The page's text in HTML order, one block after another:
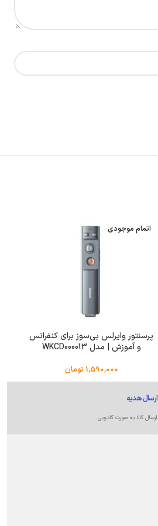
اتمام موجودی
پرسنتور وایرلس بی‌سوز برای کنفرانس
و آموزش | مدل WKCD000013
1,590,000 تومان
ارسال هدیه
ارسال کالا به صورت کادویی